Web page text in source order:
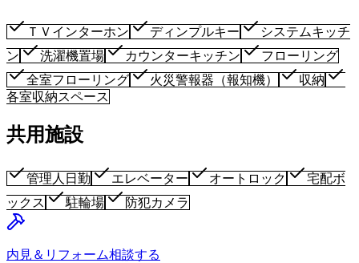
ＴＶインターホン ディンプルキー
システムキッチ
ン
洗濯機置場 カウンターキッチン
フローリング
全室フローリング
火災警報器（報知機）
収納
各室収納スペース
共用施設
管理人日勤 エレベーター オートロック
宅配ボ
ックス
駐輪場 防犯カメラ
内見＆リフォーム相談する